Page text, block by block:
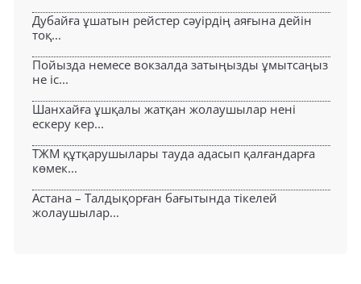
Дубайға ұшатын рейстер сәуірдің аяғына дейін
тоқ...
Пойызда немесе вокзалда затыңызды ұмытсаңыз
не іс...
Шанхайға ұшқалы жатқан жолаушылар нені
ескеру кер...
ТЖМ құтқарушылары тауда адасып қалғандарға
көмек...
Астана – Талдықорған бағытында тікелей
жолаушылар...